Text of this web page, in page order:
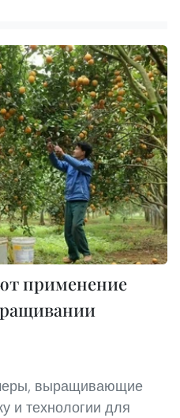
применение
выращивающие
и технологии для